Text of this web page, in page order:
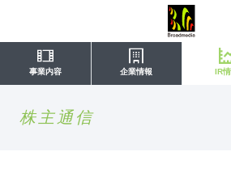
事業内容 企業情報 IR
株主通信